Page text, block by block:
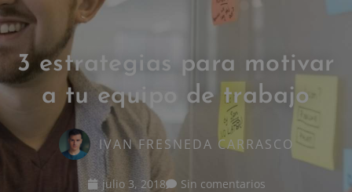
3 estrategias para motivar
a tu equipo de trabajo
IVAN FRESNEDA CARRASCO
julio 3, 2018 Sin comentarios